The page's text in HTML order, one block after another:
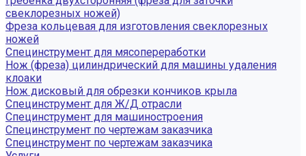
свеклорезных ножей)
Фреза кольцевая для изготовления свеклорезных
ножей
Специнструмент для мясопереработки
Нож (фреза) цилиндрический для машины удаления
клоаки
Нож дисковый для обрезки кончиков крыла
Специнструмент для Ж/Д отрасли
Специнструмент для машиностроения
Специнструмент по чертежам заказчика
Специнструмент по чертежам заказчика